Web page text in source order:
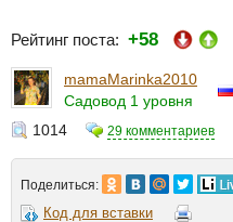
Рейтинг поста: +58
mamaMarinka2010
Садовод 1 уровня
1014 29 комментариев
Поделиться:
Код для вставки